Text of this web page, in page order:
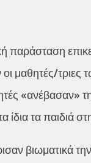
παράσταση
μαθητές/τριες
«ανέβασαν»
τα παιδιά
βιωματικά